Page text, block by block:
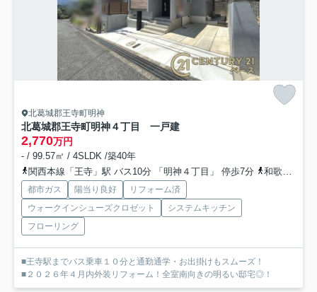
北葛城郡王寺町明神
北葛城郡王寺町明神４丁目 一戸建
2,770万円
- / 99.57㎡ / 4SLDK /築40年
関西本線「王寺」駅 バス10分 「明神４丁目」 停歩7分
和歌山線「畠田」駅 徒歩22分
都市ガス 陽当り良好
リフォーム済
ウォークインシューズクロゼット
システムキッチン
フローリング
■王寺駅までバス乗車１０分と通勤通学・お出掛けもスムーズ！
■２０２６年４月内外装リフォーム！全室南向きの明るい邸宅◎！